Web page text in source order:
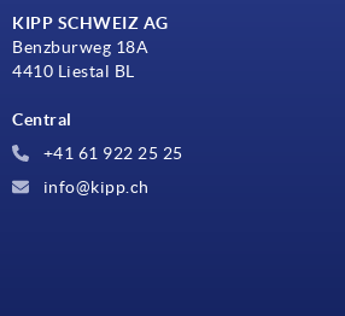
KIPP SCHWEIZ AG
Benzburweg 18A
4410 Liestal BL
Central
+41 61 922 25 25
info@kipp.ch